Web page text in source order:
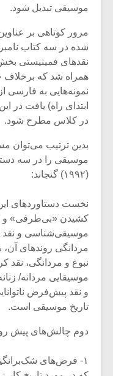
موسیقی تبدیل شود.
مرور کوتاهی بر
شده در سه کتاب
نقدهای فمینیستی
همراه شد که
نمونه‌هایی به فارسی
ابتدای راه) یافت در
در کلاس مطرح شود.
بدین ترتیب می‌توان
موسیقی را در سه
(۱۹۹۲) گنجاند:
نخست دستاوردهای
کشیدن «بی‌طرفی» و
موسیقی‌شناسی و نقد
مردانگی روند‌های
نبوغ و مردانگی،
موسیقایی مردانه/
و نقد پیش‌فرض
تاریخ موسیقی است.
دوم چالش‌های پیش
۱- فرض‌های
اگر
بدنام